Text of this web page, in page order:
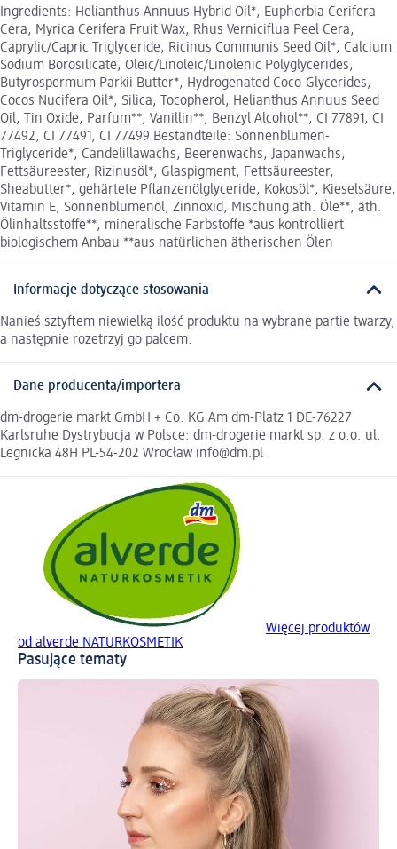
Ingredients: Helianthus Annuus Hybrid Oil*, Euphorbia Cerifera
Cera, Myrica Cerifera Fruit Wax, Rhus Verniciflua Peel Cera,
Caprylic/Capric Triglyceride, Ricinus Communis Seed Oil*, Calcium
Sodium Borosilicate, Oleic/Linoleic/Linolenic Polyglycerides,
Butyrospermum Parkii Butter*, Hydrogenated Coco-Glycerides,
Cocos Nucifera Oil*, Silica, Tocopherol, Helianthus Annuus Seed
Oil, Tin Oxide, Parfum**, Vanillin**, Benzyl Alcohol**, CI 77891, CI
77492, CI 77491, CI 77499 Bestandteile: Sonnenblumen-
Triglyceride*, Candelillawachs, Beerenwachs, Japanwachs,
Fettsäureester, Rizinusöl*, Glaspigment, Fettsäureester,
Sheabutter*, gehärtete Pflanzenölglyceride, Kokosöl*, Kieselsäure,
Vitamin E, Sonnenblumenöl, Zinnoxid, Mischung äth. Öle**, äth.
Ölinhaltsstoffe**, mineralische Farbstoffe *aus kontrolliert
biologischem Anbau **aus natürlichen ätherischen Ölen
Informacje dotyczące stosowania
Nanieś sztyftem niewielką ilość produktu na wybrane partie twarzy,
a następnie rozetrzyj go palcem.
Dane producenta/importera
dm-drogerie markt GmbH + Co. KG Am dm-Platz 1 DE-76227
Karlsruhe Dystrybucja w Polsce: dm-drogerie markt sp. z o.o. ul.
Legnicka 48H PL-54-202 Wrocław info@dm.pl
Więcej produktów
od alverde NATURKOSMETIK
Pasujące tematy